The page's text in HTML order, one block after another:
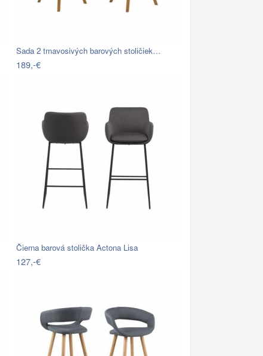
Sada 2 tmavosivých barových stoličiek…
189,-€
Čierna barová stolička Actona Lisa
127,-€